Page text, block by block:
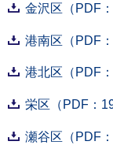
金沢区（PDF：
港南区（PDF：
港北区（PDF：
栄区（PDF：
瀬谷区（PDF：